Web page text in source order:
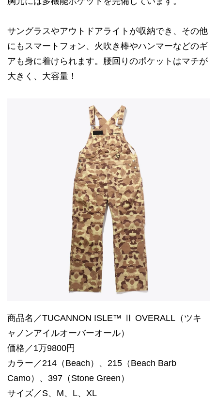
サングラスやアウトドアライトが収納でき、その他
にもスマートフォン、火吹き棒やハンマーなどのギ
アも身に着けられます。腰回りのポケットはマチが
大きく、大容量！
商品名／TUCANNON ISLE™ Ⅱ OVERALL（ツキ
ャノンアイルオーバーオール）
価格／1万9800円
カラー／214（Beach）、215（Beach Barb
Camo）、397（Stone Green）
サイズ／S、M、L、XL